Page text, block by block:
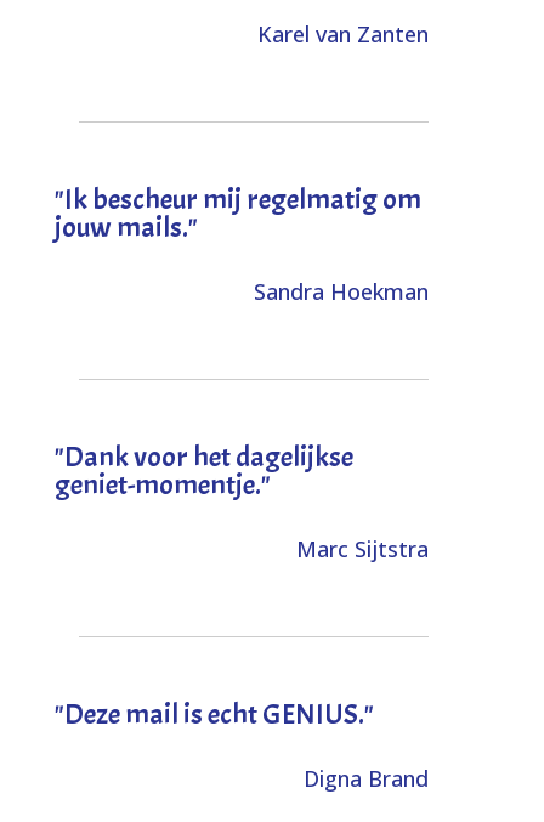
Karel van Zanten
"Ik bescheur mij regelmatig om
jouw mails."
Sandra Hoekman
"Dank voor het dagelijkse
geniet-momentje."
Marc Sijtstra
"Deze mail is echt GENIUS."
Digna Brand